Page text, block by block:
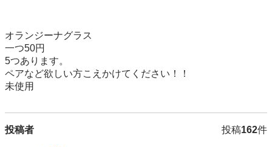
オランジーナグラス
一つ50円
5つあります。
ペアなど欲しい方こえかけてください！！
未使用
投稿者 投稿162件